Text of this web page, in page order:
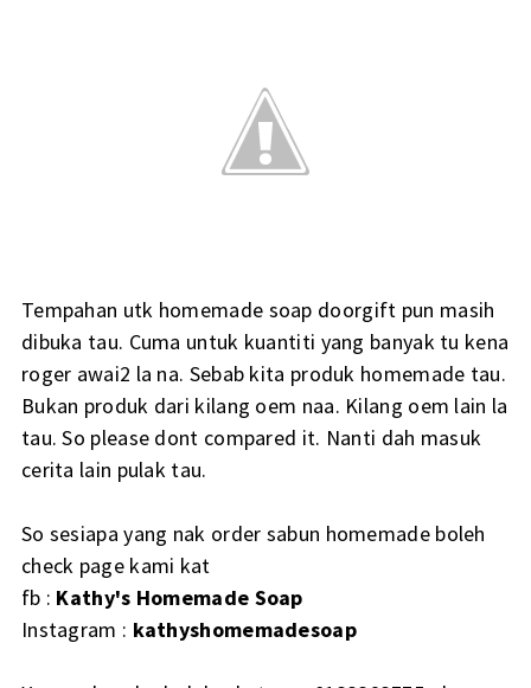
Tempahan utk homemade soap doorgift pun masih
dibuka tau. Cuma untuk kuantiti yang banyak tu kena
roger awai2 la na. Sebab kita produk homemade tau.
Bukan produk dari kilang oem naa. Kilang oem lain la
tau. So please dont compared it. Nanti dah masuk
cerita lain pulak tau.
So sesiapa yang nak order sabun homemade boleh
check page kami kat
fb : Kathy's Homemade Soap
Instagram : kathyshomemadesoap